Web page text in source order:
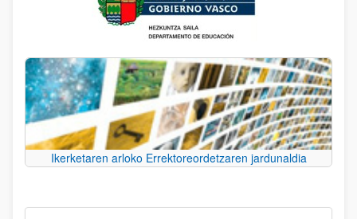
Ikerketaren arloko Errektoreordetzaren jardunaldia